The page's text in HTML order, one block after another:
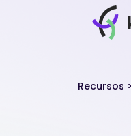
Recursos >